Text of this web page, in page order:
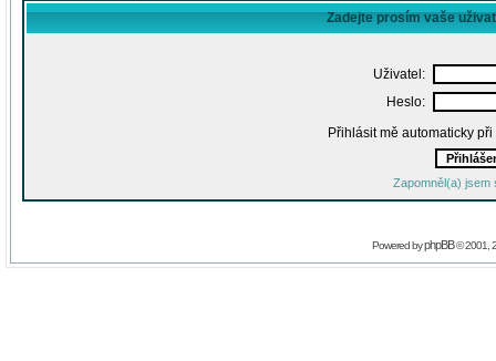
Zadejte prosím vaše
Uživatel:
Heslo:
Přihlásit mě automaticky
Zapomněl(a) jsem
Powered byphpBB© 2001,